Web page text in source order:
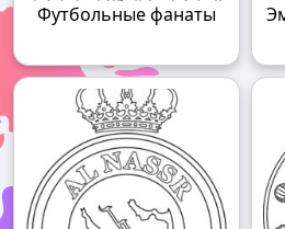
Футбольные фанаты